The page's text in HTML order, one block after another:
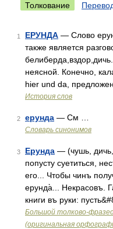
Толкование
1 ЕРУНДА — Слово
также является
неясной. Конечно,
hier und da,
История слов
2 ерунда — См …
Словарь синонимов
3 Ерунда — (чушь, дичь,
попусту суетиться,
его... Чтобы чинъ
ерунда̀... Некрасовъ.
книги въ руки:
Большой толково-
(оригинальная